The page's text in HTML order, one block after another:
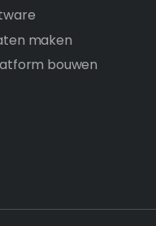
maken
bouwen